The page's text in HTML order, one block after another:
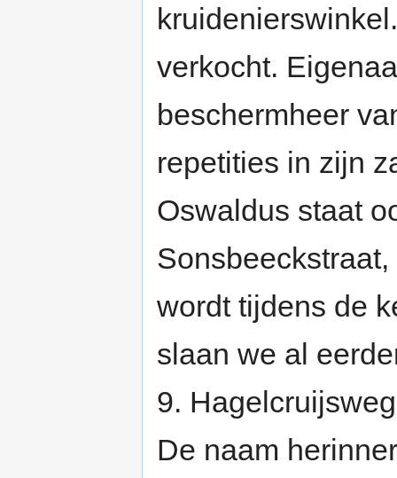
verkocht.
beschermheer
repetities in zijn
Oswaldus staat
wordt tijdens de
slaan we al
9.
De naam